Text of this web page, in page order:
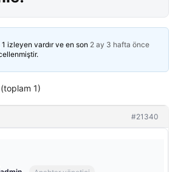
izleyen vardır ve en son 2 ay 3 hafta önce
1)
#21340